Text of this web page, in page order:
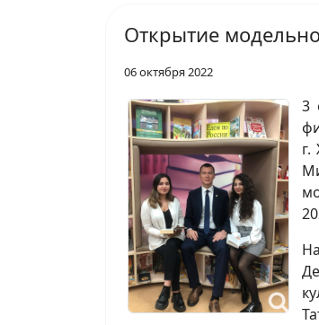
Открытие
06 октября 2022
3
г.